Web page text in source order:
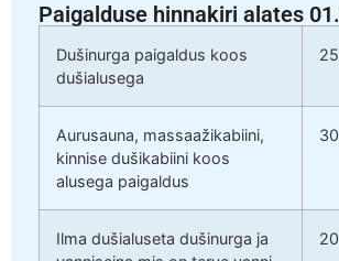
Paigalduse hinnakiri alates
Dušinurga paigaldus koos
dušialusega
Aurusauna, massaažikabiini,
kinnise dušikabiini koos
alusega paigaldus
Ilma dušialuseta dušinurga ja